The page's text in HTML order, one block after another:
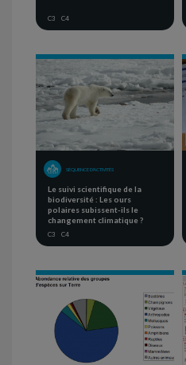
C3 C4
SÉQUENCE D'ACTIVITÉS
Le suivi scientifique de la
biodiversité : Les ours
polaires subissent-ils le
changement climatique ?
C3 C4